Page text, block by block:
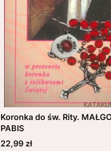
Koronka do św. Rity.
PABIS
Cena
22,99 zł